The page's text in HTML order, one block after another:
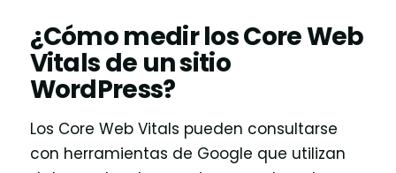
¿Cómo medir los Core Web
Vitals de un sitio
WordPress?
Los Core Web Vitals pueden consultarse
con herramientas de Google que utilizan